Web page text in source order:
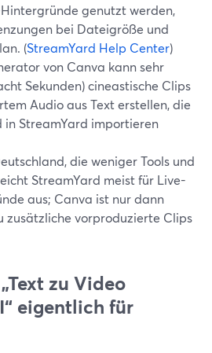
genutzt werden,
bei Dateigröße und
(StreamYard Help Center)
von Canva kann sehr
Sekunden) cineastische Clips
Audio aus Text erstellen, die
in StreamYard importieren
die weniger Tools und
StreamYard meist für Live-
aus; Canva ist nur dann
zusätzliche vorproduzierte Clips
zu Video
eigentlich für